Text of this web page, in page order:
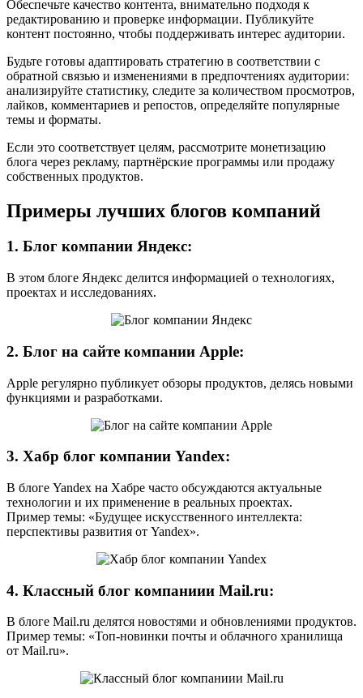
Обеспечьте качество контента, внимательно подходя к
редактированию и проверке информации. Публикуйте
контент постоянно, чтобы поддерживать интерес аудитории.
Будьте готовы адаптировать стратегию в соответствии с
обратной связью и изменениями в предпочтениях аудитории:
анализируйте статистику, следите за количеством просмотров,
лайков, комментариев и репостов, определяйте популярные
темы и форматы.
Если это соответствует целям, рассмотрите монетизацию
блога через рекламу, партнёрские программы или продажу
собственных продуктов.
Примеры лучших блогов компаний
1. Блог компании Яндекс:
В этом блоге Яндекс делится информацией о технологиях,
проектах и исследованиях.
2. Блог на сайте компании Apple:
Apple регулярно публикует обзоры продуктов, делясь новыми
функциями и разработками.
3. Хабр блог компании Yandex:
В блоге Yandex на Хабре часто обсуждаются актуальные
технологии и их применение в реальных проектах.
Пример темы: «Будущее искусственного интеллекта:
перспективы развития от Yandex».
4. Классный блог компаниии Mail.ru:
В блоге Mail.ru делятся новостями и обновлениями продуктов.
Пример темы: «Топ-новинки почты и облачного хранилища
от Mail.ru».